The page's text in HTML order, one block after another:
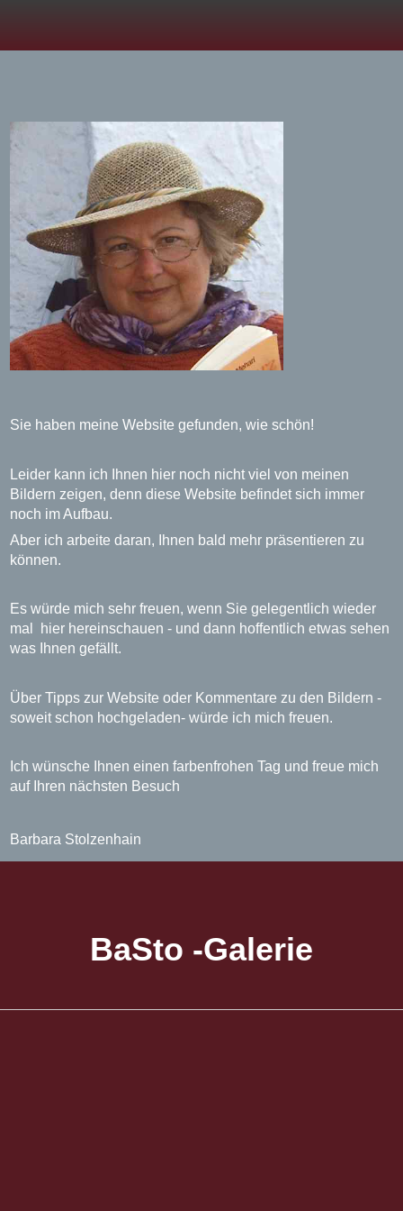
Sie haben meine Website gefunden, wie schön!
Leider kann ich Ihnen hier noch nicht viel von meinen
Bildern zeigen, denn diese Website befindet sich immer
noch im Aufbau.
Aber ich arbeite daran, Ihnen bald mehr präsentieren zu
können.
Es würde mich sehr freuen, wenn Sie gelegentlich wieder
mal hier hereinschauen - und dann hoffentlich etwas sehen
was Ihnen gefällt.
Über Tipps zur Website oder Kommentare zu den Bildern -
soweit schon hochgeladen- würde ich mich freuen.
Ich wünsche Ihnen einen farbenfrohen Tag und freue mich
auf Ihren nächsten Besuch
Barbara Stolzenhain
BaSto -Galerie